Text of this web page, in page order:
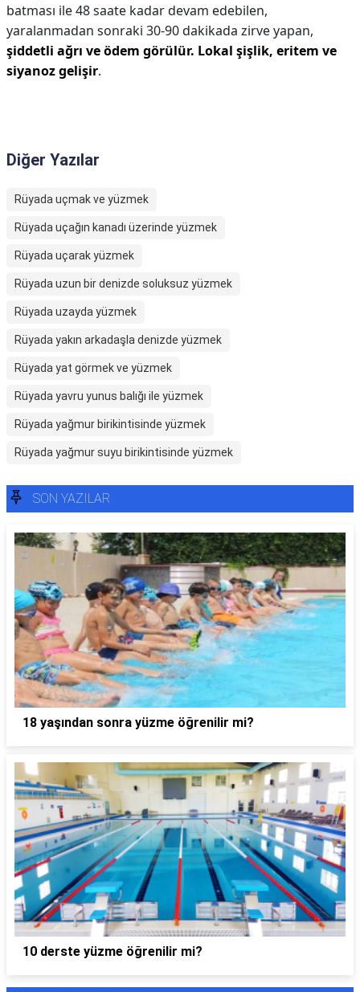
batması ile 48 saate kadar devam edebilen,
yaralanmadan sonraki 30-90 dakikada zirve yapan,
şiddetli ağrı ve ödem görülür. Lokal şişlik, eritem ve
siyanoz gelişir.
Diğer Yazılar
Rüyada uçmak ve yüzmek
Rüyada uçağın kanadı üzerinde yüzmek
Rüyada uçarak yüzmek
Rüyada uzun bir denizde soluksuz yüzmek
Rüyada uzayda yüzmek
Rüyada yakın arkadaşla denizde yüzmek
Rüyada yat görmek ve yüzmek
Rüyada yavru yunus balığı ile yüzmek
Rüyada yağmur birikintisinde yüzmek
Rüyada yağmur suyu birikintisinde yüzmek
SON YAZILAR
18 yaşından sonra yüzme öğrenilir mi?
10 derste yüzme öğrenilir mi?